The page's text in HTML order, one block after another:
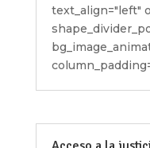
text_align="left"